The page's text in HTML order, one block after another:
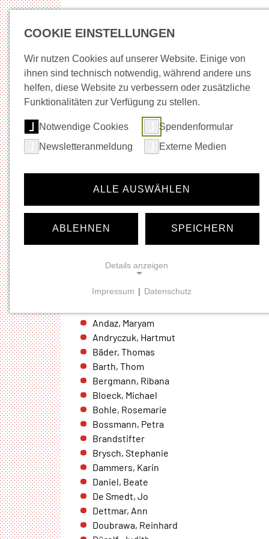
Neuigkeiten Wege in Arbeit Beratung +
Startseite Kultur Zeichenaktion Kohlmann, Lui
46von100
Hier im Quartier
BeatBike
Zeichenaktion
Andaz, Maryam
Andryczuk, Hartmut
Bäder, Thomas
Barth, Thom
Bergmann, Ribana
Bloeck, Michael
Bohle, Rosemarie
Bossmann, Petra
Brandstifter
Brysch, Stephanie
Dammers, Karin
Daniel, Beate
De Smedt, Jo
Dettmar, Ann
Doubrawa, Reinhard
COOKIE EINSTELLUNGEN
Wir nutzen Cookies auf unserer Website. Einige von
ihnen sind technisch notwendig, während andere uns
helfen, diese Website zu verbessern oder zusätzliche
Funktionalitäten zur Verfügung zu stellen.
Notwendige Cookies
Spendenformular
Newsletteranmeldung
Externe Medien
ALLE AUSWÄHLEN
ABLEHNEN SPEICHERN
Details anzeigen
Notwendige Cookies ermöglichen grundlegende
Funktionen und sind für die einwandfreie Funktion der
Website erforderlich.
Einverständnis-Cookie
Name:
cookie_consent
Zweck:
Dieser Cookie speichert die
ausgewählten Einverständnis-
Optionen des Benutzers
Cookie
Laufzeit:
1 Jahr
Impressum | Datenschutz